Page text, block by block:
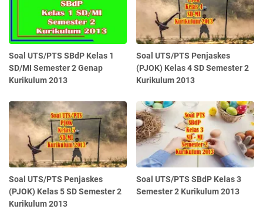
Soal UTS/PTS SBdP Kelas 1
SD/MI Semester 2 Genap
Kurikulum 2013
Soal UTS/PTS Penjaskes
(PJOK) Kelas 4 SD Semester 2
Kurikulum 2013
Soal UTS/PTS Penjaskes
(PJOK) Kelas 5 SD Semester 2
Kurikulum 2013
Soal UTS/PTS SBdP Kelas 3
Semester 2 Kurikulum 2013